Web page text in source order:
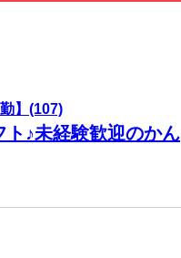
】(107)
ト♪未経験歓迎のかん